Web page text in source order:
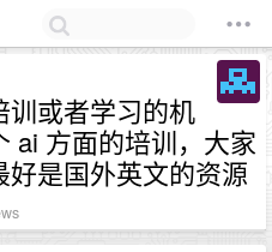
训或者学习的机
ai 方面的培训，大家
是国外英文的资源